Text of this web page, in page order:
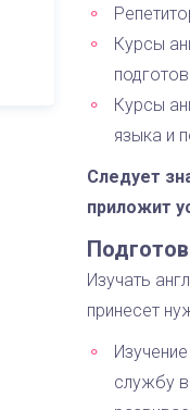
Курсы
Курсы
языка и
Следует
приложит
Изучать
принесет
службу